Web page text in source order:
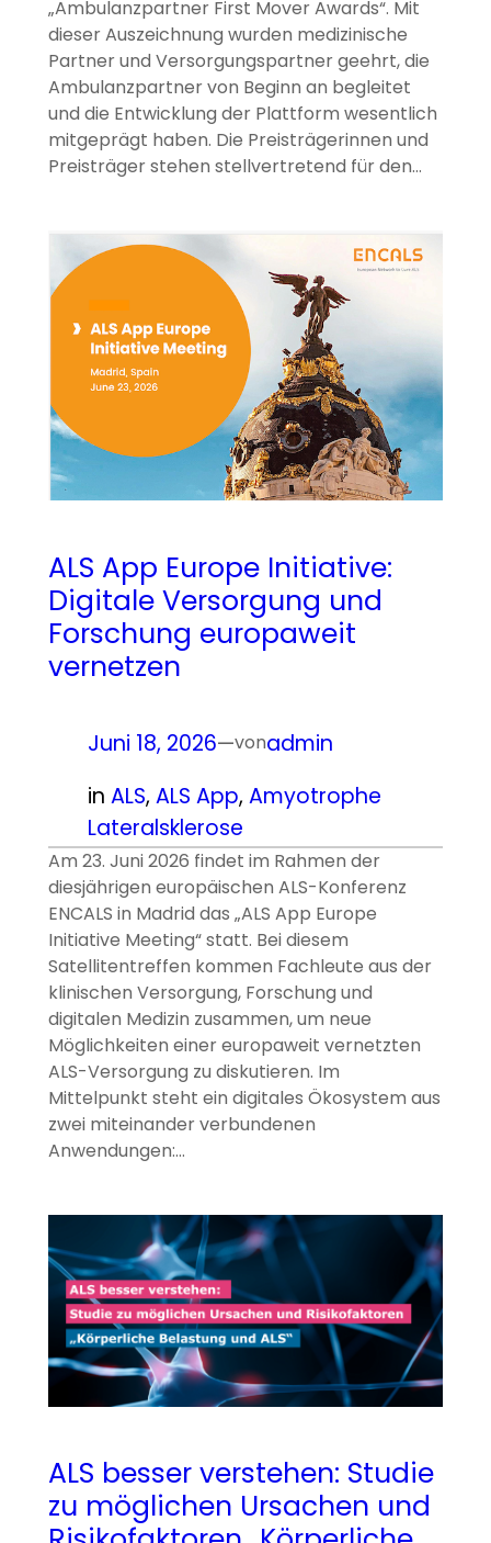
„Ambulanzpartner First Mover Awards“. Mit
dieser Auszeichnung wurden medizinische
Partner und Versorgungspartner geehrt, die
Ambulanzpartner von Beginn an begleitet
und die Entwicklung der Plattform wesentlich
mitgeprägt haben. Die Preisträgerinnen und
Preisträger stehen stellvertretend für den…
ALS App Europe Initiative:
Digitale Versorgung und
Forschung europaweit
vernetzen
Juni 18, 2026—vonadmin
in ALS, ALS App, Amyotrophe
Lateralsklerose
Am 23. Juni 2026 findet im Rahmen der
diesjährigen europäischen ALS-Konferenz
ENCALS in Madrid das „ALS App Europe
Initiative Meeting“ statt. Bei diesem
Satellitentreffen kommen Fachleute aus der
klinischen Versorgung, Forschung und
digitalen Medizin zusammen, um neue
Möglichkeiten einer europaweit vernetzten
ALS-Versorgung zu diskutieren. Im
Mittelpunkt steht ein digitales Ökosystem aus
zwei miteinander verbundenen
Anwendungen:…
ALS besser verstehen: Studie
zu möglichen Ursachen und